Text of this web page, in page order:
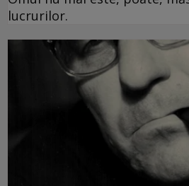
lucrurilor.